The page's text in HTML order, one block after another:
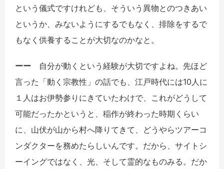
という儀式ですけれども、そういう異物とのつきあい
というか、みないようにするでもなく、排除をするで
もなく供養することが大切なのかなと。
ーー 自分が動くという経験が大切ですよね。先ほど
言った「動く宗教性」の話でも、江戸時代には10人に
１人はお伊勢参りにきていたわけで、これがどうして
可能だったかというと、稲作が終わった時期くらい
に、山伏が山から村へ降りてきて、どうやらツアーコ
ンダクターを務めたらしいんです。だから、サイトシ
ーイングではなく、光、そして霊的なものみる。だか